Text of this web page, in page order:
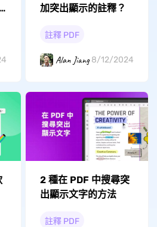
加突出顯示的註釋？
註釋 PDF
Alan Jiang 8/12/2024
2 種在 PDF 中搜尋突
出顯示文字的方法
註釋 PDF